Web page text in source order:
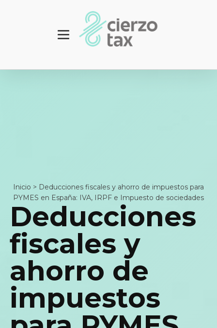
Inicio > Deducciones fiscales y ahorro de impuestos para
PYMES en España: IVA, IRPF e Impuesto de sociedades
Deducciones
fiscales y
ahorro de
impuestos